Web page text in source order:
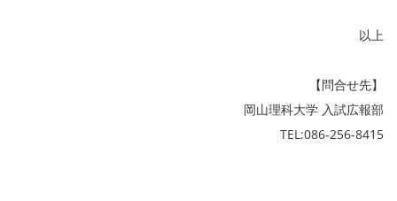
以上
【問合せ先】
岡山理科大学 入試広報部
TEL:086-256-8415